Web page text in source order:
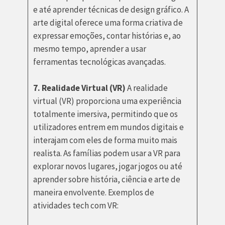
e até aprender técnicas de design gráfico. A
arte digital oferece uma forma criativa de
expressar emoções, contar histórias e, ao
mesmo tempo, aprender a usar
ferramentas tecnológicas avançadas.
7. Realidade Virtual (VR)A realidade
virtual (VR) proporciona uma experiência
totalmente imersiva, permitindo que os
utilizadores entrem em mundos digitais e
interajam com eles de forma muito mais
realista. As famílias podem usar a VR para
explorar novos lugares, jogar jogos ou até
aprender sobre história, ciência e arte de
maneira envolvente. Exemplos de
atividades tech com VR: